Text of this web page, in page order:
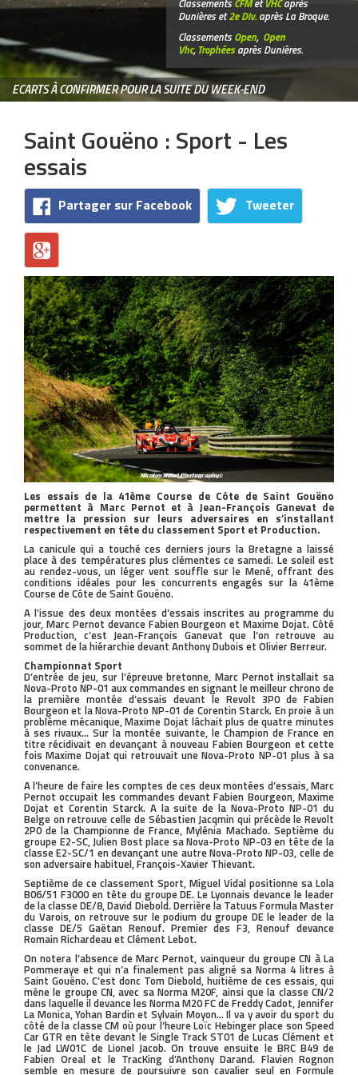
ClassementsCFMetVHCaprès
Dunières et2e Div. après La Broque.
ClassementsOpen, Open
Vhc, Trophéesaprès Dunières.
ECARTS À CONFIRMER POUR LA SUITE DU WEEK-END
Saint Gouëno : Sport - Les
essais
Partager sur Facebook Tweeter
Les essais de la 41ème Course de Côte de Saint Gouëno
permettent à Marc Pernot et à Jean-François Ganevat de
mettre la pression sur leurs adversaires en s’installant
respectivement en tête du classement Sport et Production.
La canicule qui a touché ces derniers jours la Bretagne a laissé
place à des températures plus clémentes ce samedi. Le soleil est
au rendez-vous, un léger vent souffle sur le Mené, offrant des
conditions idéales pour les concurrents engagés sur la 41ème
Course de Côte de Saint Gouëno.
A l’issue des deux montées d’essais inscrites au programme du
jour, Marc Pernot devance Fabien Bourgeon et Maxime Dojat. Côté
Production, c’est Jean-François Ganevat que l’on retrouve au
sommet de la hiérarchie devant Anthony Dubois et Olivier Berreur.
Championnat Sport
D’entrée de jeu, sur l’épreuve bretonne, Marc Pernot installait sa
Nova-Proto NP-01 aux commandes en signant le meilleur chrono de
la première montée d’essais devant le Revolt 3P0 de Fabien
Bourgeon et la Nova-Proto NP-01 de Corentin Starck. En proie à un
problème mécanique, Maxime Dojat lâchait plus de quatre minutes
à ses rivaux… Sur la montée suivante, le Champion de France en
titre récidivait en devançant à nouveau Fabien Bourgeon et cette
fois Maxime Dojat qui retrouvait une Nova-Proto NP-01 plus à sa
convenance.
A l’heure de faire les comptes de ces deux montées d’essais, Marc
Pernot occupait les commandes devant Fabien Bourgeon, Maxime
Dojat et Corentin Starck. A la suite de la Nova-Proto NP-01 du
Belge on retrouve celle de Sébastien Jacqmin qui précède le Revolt
2P0 de la Championne de France, Mylénia Machado. Septième du
groupe E2-SC, Julien Bost place sa Nova-Proto NP-03 en tête de la
classe E2-SC/1 en devançant une autre Nova-Proto NP-03, celle de
son adversaire habituel, François-Xavier Thievant.
Septième de ce classement Sport, Miguel Vidal positionne sa Lola
B06/51 F3000 en tête du groupe DE. Le Lyonnais devance le leader
de la classe DE/8, David Diebold. Derrière la Tatuus Formula Master
du Varois, on retrouve sur le podium du groupe DE le leader de la
classe DE/5 Gaëtan Renouf. Premier des F3, Renouf devance
Romain Richardeau et Clément Lebot.
On notera l’absence de Marc Pernot, vainqueur du groupe CN à La
Pommeraye et qui n’a finalement pas aligné sa Norma 4 litres à
Saint Gouëno. C’est donc Tom Diebold, huitième de ces essais, qui
mène le groupe CN, avec sa Norma M20F, ainsi que la classe CN/2
dans laquelle il devance les Norma M20 FC de Freddy Cadot, Jennifer
La Monica, Yohan Bardin et Sylvain Moyon… Il va y avoir du sport du
côté de la classe CM où pour l’heure Loïc Hebinger place son Speed
Car GTR en tête devant le Single Track ST01 de Lucas Clément et
le Jad LW01C de Lionel Jacob. On trouve ensuite le BRC B49 de
Fabien Oreal et le TracKing d’Anthony Darand. Flavien Rognon
semble en mesure de poursuivre son cavalier seul en Formule